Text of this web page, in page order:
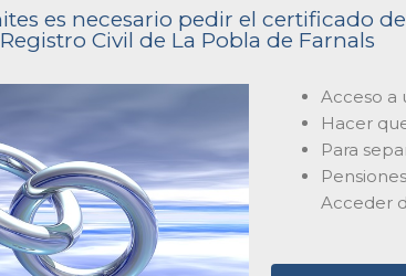
es necesario pedir el certificado
Civil de La Pobla de Farnals
Acceso a
Hacer
Para
Pensiones
Acceder